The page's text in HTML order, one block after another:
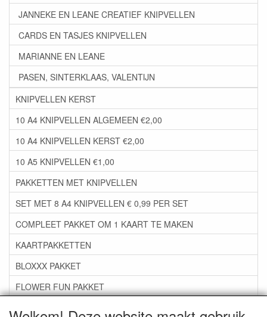
JANNEKE EN LEANE CREATIEF KNIPVELLEN
CARDS EN TASJES KNIPVELLEN
MARIANNE EN LEANE
PASEN, SINTERKLAAS, VALENTIJN
KNIPVELLEN KERST
10 A4 KNIPVELLEN ALGEMEEN €2,00
10 A4 KNIPVELLEN KERST €2,00
10 A5 KNIPVELLEN €1,00
PAKKETTEN MET KNIPVELLEN
SET MET 8 A4 KNIPVELLEN € 0,99 PER SET
COMPLEET PAKKET OM 1 KAART TE MAKEN
KAARTPAKKETTEN
BLOXXX PAKKET
FLOWER FUN PAKKET
***GROEP 06*** TAPE/LIJM SNIJMALLEN STEMPELS